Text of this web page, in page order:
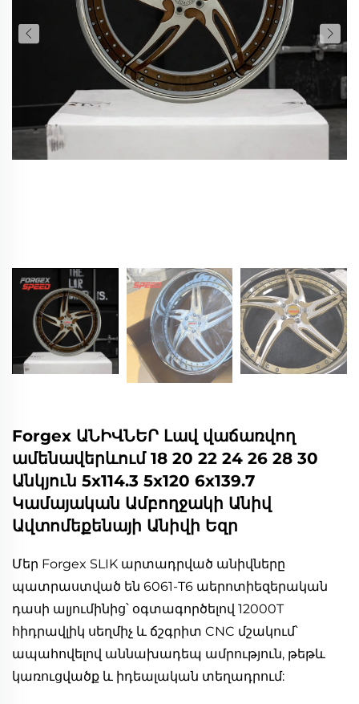
Forgex ԱՆԻՎՆԵՐ Լավ վաճառվող
ամենավերևում 18 20 22 24 26 28 30
Անկյուն 5x114.3 5x120 6x139.7
Կամայական Ամբողջակի Անիվ
Ավտոմեքենայի Անիվի Եզր
Մեր Forgex SLIK արտադրված անիվները
պատրաստված են 6061-T6 աերոտիեզերական
դասի ալյումինից՝ օգտագործելով 12000T
հիդրավլիկ սեղմիչ և ճշգրիտ CNC մշակում՝
ապահովելով աննախադեպ ամրություն, թեթև
կառուցվածք և իդեալական տեղադրում: